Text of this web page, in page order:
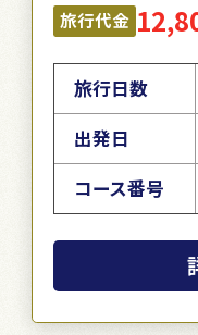
旅行代金
旅行日数
出発日
コース番号